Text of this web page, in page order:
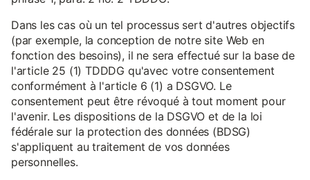
Dans les cas où un tel processus sert d'autres objectifs
(par exemple, la conception de notre site Web en
fonction des besoins), il ne sera effectué sur la base de
l'article 25 (1) TDDDG qu'avec votre consentement
conformément à l'article 6 (1) a DSGVO. Le
consentement peut être révoqué à tout moment pour
l'avenir. Les dispositions de la DSGVO et de la loi
fédérale sur la protection des données (BDSG)
s'appliquent au traitement de vos données
personnelles.